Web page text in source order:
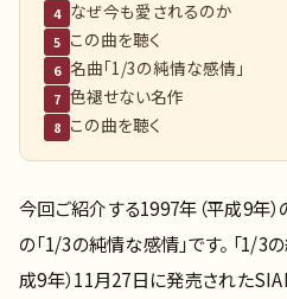
4 なぜ今も愛されるのか
5 この曲を聴く
6 名曲「1/3の純情な感情」
7 色褪せない名作
8 この曲を聴く
今回ご紹介する1997年（平成9年
の「1/3の純情な感情」です。 「1/3
成9年）11月27日に発売された